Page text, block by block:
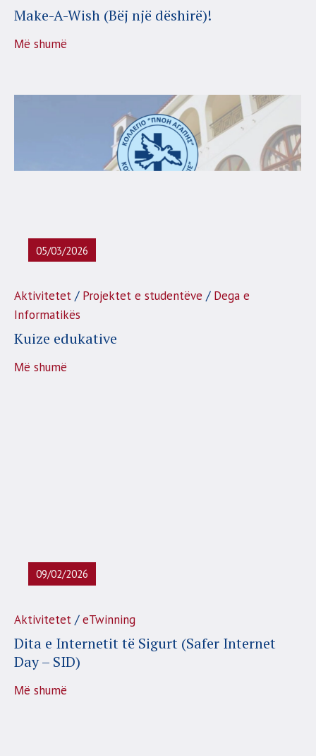
Make-A-Wish (Bëj një dëshirë)!
Μë shumë
05/03/2026
Aktivitetet/ Projektet e studentëve / Dega e
Informatikës
Kuize edukative
Μë shumë
09/02/2026
Aktivitetet/eTwinning
Dita e Internetit të Sigurt (Safer Internet
Day – SID)
Μë shumë